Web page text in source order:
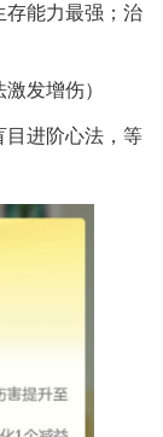
存能力最强；治
发增伤）
目进阶心法，等